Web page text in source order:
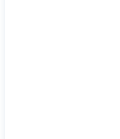
Для
Онлайн
Для
Для
Программа
Микроблоги
Быстрый